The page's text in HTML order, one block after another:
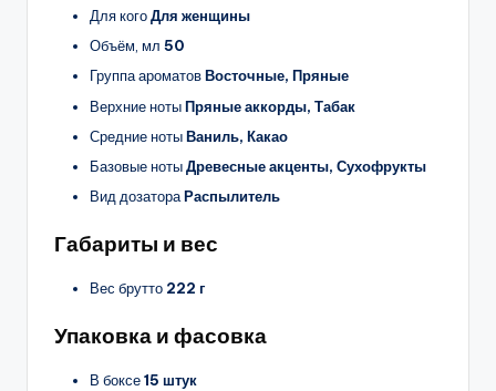
Для когоДля женщины
Объём, мл 50
Группа ароматовВосточные, Пряные
Верхние нотыПряные аккорды, Табак
Средние нотыВаниль, Какао
Базовые нотыДревесные акценты, Сухофрукты
Вид дозатораРаспылитель
Габариты и вес
Вес брутто 222 г
Упаковка и фасовка
В боксе15 штук